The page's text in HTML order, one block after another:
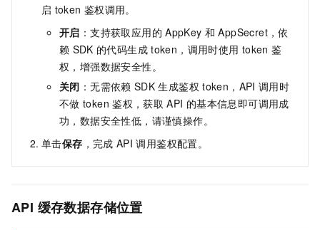
启 token 鉴权调用。
开启 ：支持获取应用的 AppKey 和 AppSecret，依
赖 SDK 的代码生成 token，调用时使用 token 鉴
权，增强数据安全性。
关闭 ：无需依赖 SDK 生成鉴权 token，API 调用时
不做 token 鉴权，获取 API 的基本信息即可调用成
功，数据安全性低，请谨慎操作。
单击保存 ，完成 API 调用鉴权配置。
API 缓存数据存储位置